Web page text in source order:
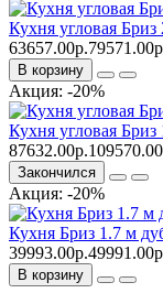
Кухня угловая
63657.00р.
В корзину
Акция: -20%
Кухня угловая
87632.00р.
Закончился
Акция: -20%
Кухня Бриз 1.7 м
39993.00р.
В корзину